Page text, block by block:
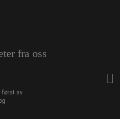
fra oss
først av